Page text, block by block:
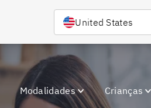
United States
Modalidades Crianças